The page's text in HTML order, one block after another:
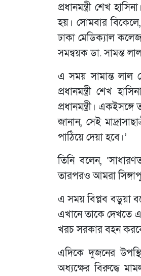
প্রধানমন্ত্রী শেখ
হয়। সোমবার বিকেলে,
ঢাকা মেডিক্যাল
সমন্বয়ক ডা. সামন্ত
এ সময় সামান্ত লাল
প্রধানমন্ত্রী শেখ
প্রধানমন্ত্রী।
জানান, সেই
পাঠিয়ে দেয়া হবে।’
তিনি বলেন,
তারপরও আমরা
এ সময় বিপ্লব বড়ুয়া
এখানে তাকে দেখতে
খরচ সরকার বহন
এদিকে দুজনের
অধ্যক্ষের বিরুদ্ধে